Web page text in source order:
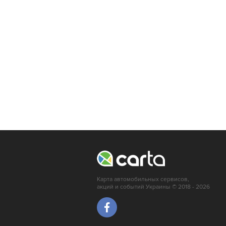
Карта автомобильных сервисов,
акций и событий Украины © 2018 - 2026